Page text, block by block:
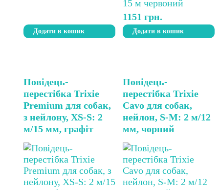
Додати в кошик
1151грн.
Додати в кошик
Повідець-
перестібка Trixie
Premium для собак,
з нейлону, XS-S: 2
м/15 мм, графіт
Повідець-
перестібка Trixie
Cavo для собак,
нейлон, S-M: 2 м/12
мм, чорний